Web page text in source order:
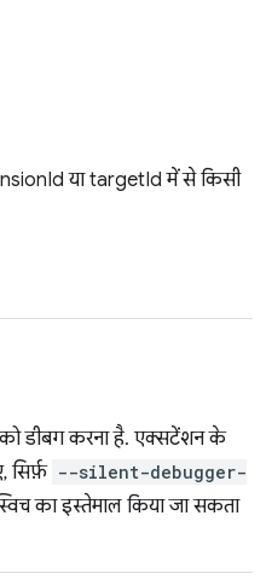
या targetId में से किसी
डीबग करना है. एक्सटेंशन के
सिर्फ़ --silent-debugger-
का इस्तेमाल किया जा सकता